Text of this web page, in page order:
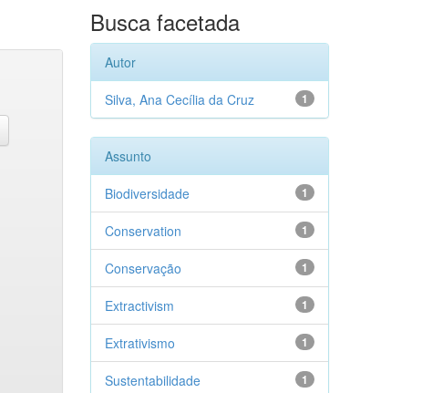
Busca facetada
Autor
1
Silva, Ana Cecília da Cruz
Assunto
1
Biodiversidade
1
Conservation
1
Conservação
1
Extractivism
1
Extrativismo
1
Sustentabilidade